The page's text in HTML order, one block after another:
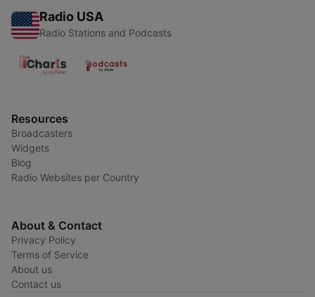
Radio USA
Radio Stations and Podcasts
Resources
Broadcasters
Widgets
Blog
Radio Websites per Country
About & Contact
Privacy Policy
Terms of Service
About us
Contact us